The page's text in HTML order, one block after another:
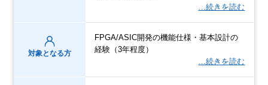
…続きを読む
対象となる方
FPGA/ASIC開発の機能仕様・基本設計の
経験（3年程度）
…続きを読む